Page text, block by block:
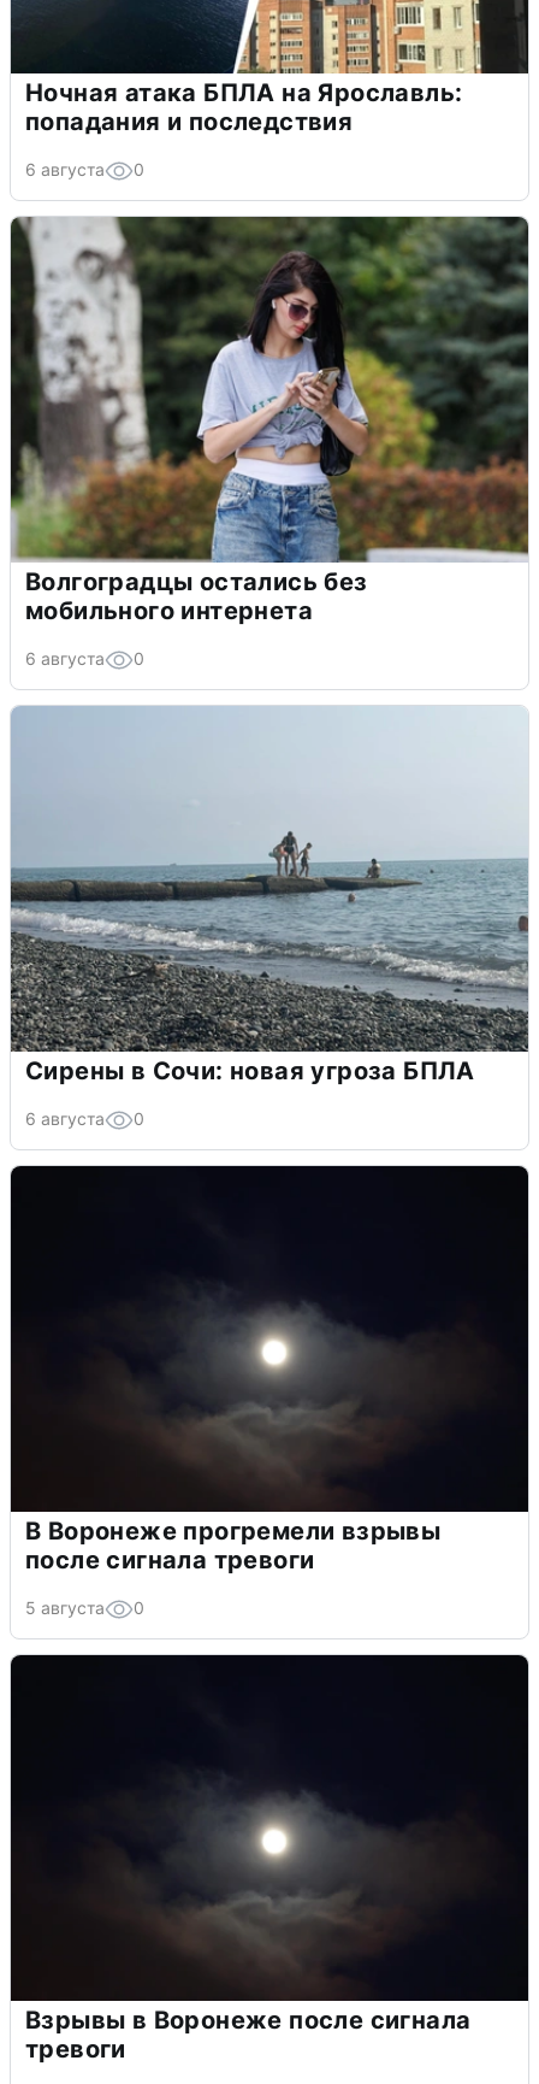
Ночная атака БПЛА на Ярославль:
попадания и последствия
6 августа 0
Волгоградцы остались без
мобильного интернета
6 августа 0
Сирены в Сочи: новая угроза БПЛА
6 августа 0
В Воронеже прогремели взрывы
после сигнала тревоги
5 августа 0
Взрывы в Воронеже после сигнала
тревоги